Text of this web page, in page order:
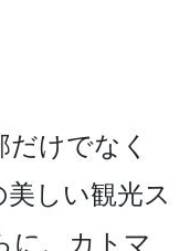
け­でなく
しい観光ス
に、カトマ